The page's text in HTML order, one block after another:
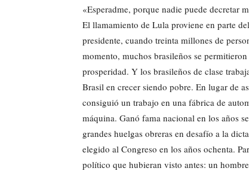
«Esperadme, porque nadie puede decretar
El llamamiento de Lula proviene en parte
presidente, cuando treinta millones de
momento, muchos brasileños se
prosperidad. Y los brasileños de clase
Brasil en crecer siendo pobre. En lugar de
consiguió un trabajo en una fábrica de
máquina. Ganó fama nacional en los años
grandes huelgas obreras en desafío a la
elegido al Congreso en los años ochenta.
político que hubieran visto antes: un